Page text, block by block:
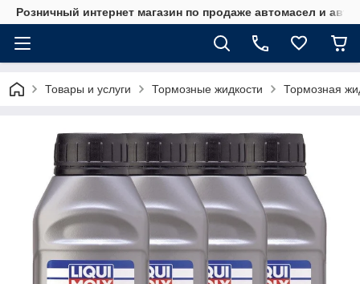
Розничный интернет магазин по продаже автомасел и
Товары и услуги Тормозные жидкости Тормозная